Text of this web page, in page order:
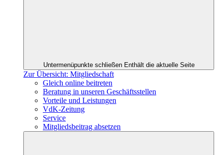
Untermenüpunkte schließen Enthält die aktuelle Seite
Zur Übersicht: Mitgliedschaft
Gleich online beitreten
Beratung in unseren Geschäftsstellen
Vorteile und Leistungen
VdK-Zeitung
Service
Mitgliedsbeitrag absetzen